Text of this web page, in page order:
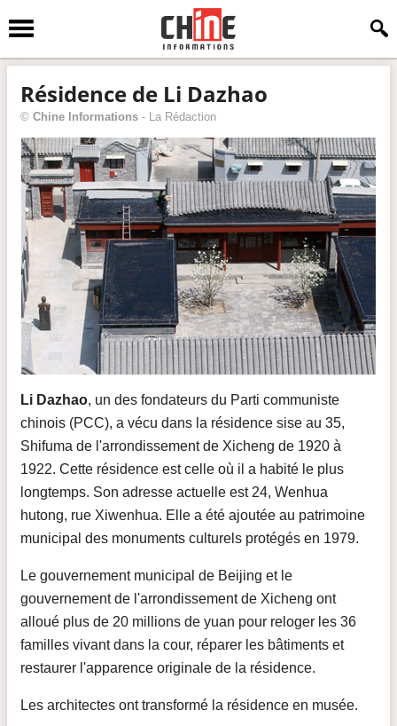
Résidence de Li Dazhao
© Chine Informations - La Rédaction
Li Dazhao, un des fondateurs du Parti communiste
chinois (PCC), a vécu dans la résidence sise au 35,
Shifuma de l'arrondissement de Xicheng de 1920 à
1922. Cette résidence est celle où il a habité le plus
longtemps. Son adresse actuelle est 24, Wenhua
hutong, rue Xiwenhua. Elle a été ajoutée au patrimoine
municipal des monuments culturels protégés en 1979.
Le gouvernement municipal de Beijing et le
gouvernement de l'arrondissement de Xicheng ont
alloué plus de 20 millions de yuan pour reloger les 36
familles vivant dans la cour, réparer les bâtiments et
restaurer l'apparence originale de la résidence.
Les architectes ont transformé la résidence en musée.